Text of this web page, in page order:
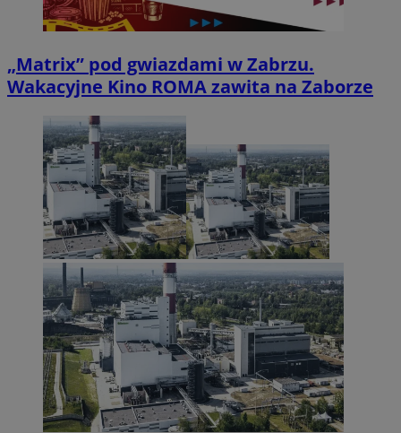
„Matrix” pod gwiazdami w Zabrzu.
Wakacyjne Kino ROMA zawita na Zaborze